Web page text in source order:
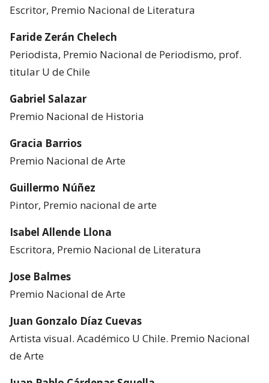
Escritor, Premio Nacional de Literatura
Faride Zerán Chelech
Periodista, Premio Nacional de Periodismo, prof.
titular U de Chile
Gabriel Salazar
Premio Nacional de Historia
Gracia Barrios
Premio Nacional de Arte
Guillermo Núñez
Pintor, Premio nacional de arte
Isabel Allende Llona
Escritora, Premio Nacional de Literatura
Jose Balmes
Premio Nacional de Arte
Juan Gonzalo Díaz Cuevas
Artista visual. Académico U Chile. Premio Nacional
de Arte